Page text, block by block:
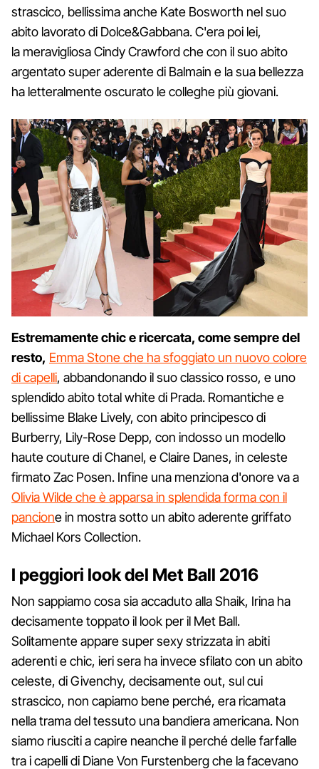
strascico, bellissima anche Kate Bosworth nel suo
abito lavorato di Dolce&Gabbana. C'era poi lei,
la meravigliosa Cindy Crawford che con il suo abito
argentato super aderente di Balmain e la sua bellezza
ha letteralmente oscurato le colleghe più giovani.
Estremamente chic e ricercata, come sempre del
resto, Emma Stone che ha sfoggiato un nuovo colore
di capelli, abbandonando il suo classico rosso, e uno
splendido abito total white di Prada. Romantiche e
bellissime Blake Lively, con abito principesco di
Burberry, Lily-Rose Depp, con indosso un modello
haute couture di Chanel, e Claire Danes, in celeste
firmato Zac Posen. Infine una menziona d'onore va a
Olivia Wilde che è apparsa in splendida forma con il
pancione in mostra sotto un abito aderente griffato
Michael Kors Collection.
I peggiori look del Met Ball 2016
Non sappiamo cosa sia accaduto alla Shaik, Irina ha
decisamente toppato il look per il Met Ball.
Solitamente appare super sexy strizzata in abiti
aderenti e chic, ieri sera ha invece sfilato con un abito
celeste, di Givenchy, decisamente out, sul cui
strascico, non capiamo bene perché, era ricamata
nella trama del tessuto una bandiera americana. Non
siamo riusciti a capire neanche il perché delle farfalle
tra i capelli di Diane Von Furstenberg che la facevano